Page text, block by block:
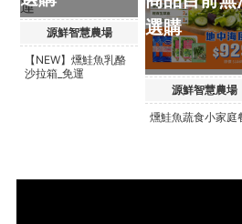
源鮮智慧農場
【NEW】燻鮭魚乳酪
沙拉箱_免運
選購
源鮮智慧農場
燻鮭魚蔬食小家庭